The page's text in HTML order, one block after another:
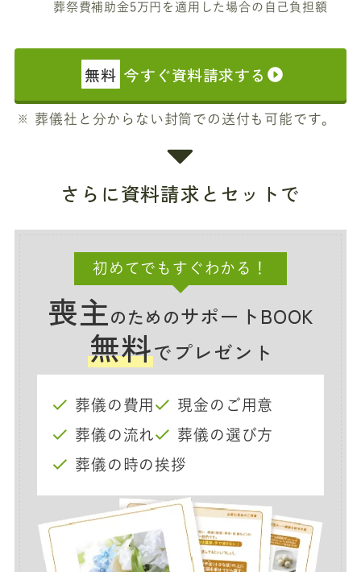
葬祭費補助金5万円を適用した場合の自己負担額
無料 今すぐ資料請求する
葬儀社と分からない封筒での送付も可能です。
さらに資料請求とセットで
初めてでもすぐわかる！
喪主のためのサポートBOOK
無料でプレゼント
葬儀の費用
現金のご用意
葬儀の流れ
葬儀の選び方
葬儀の時の挨拶